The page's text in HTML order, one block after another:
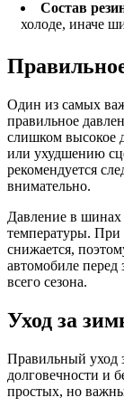
Состав
холоде, иначе
Один из самых
правильное
слишком высокое
или ухудшению
рекомендуется
внимательно.
Давление в шинах
температуры.
снижается,
автомобиле
всего сезона.
Уход за
Правильный уход
долговечности и
простых, но